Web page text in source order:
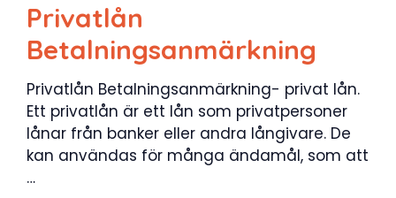
Privatlån
Betalningsanmärkning
Privatlån Betalningsanmärkning- privat lån.
Ett privatlån är ett lån som privatpersoner
lånar från banker eller andra långivare. De
kan användas för många ändamål, som att
…